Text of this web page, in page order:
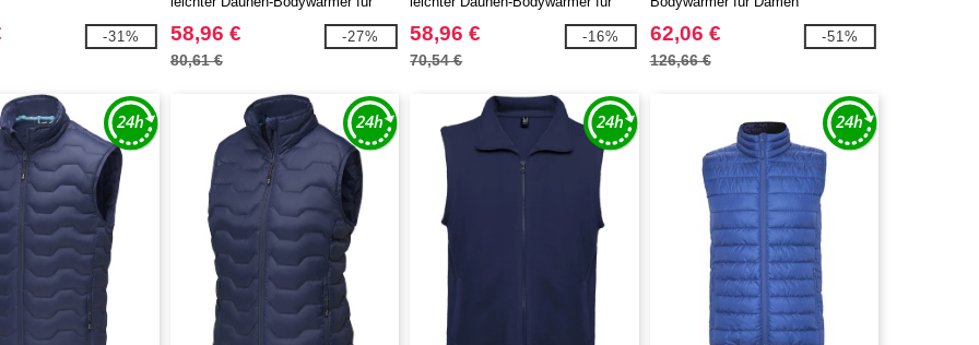
-31%
Herren
58,96 €
80,61 €
-27%
Damen
58,96 €
70,54 €
-16% 62,06 €
126,66 €
-51%